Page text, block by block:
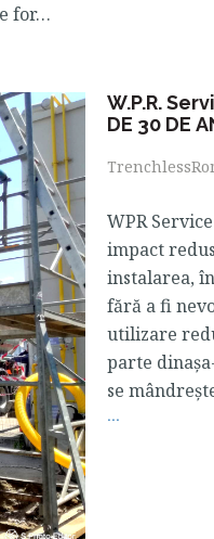
for…
W.P.R.
DE 30 DE
WPR
impact
instalarea,
fără a fi
utilizare
parte
se
...